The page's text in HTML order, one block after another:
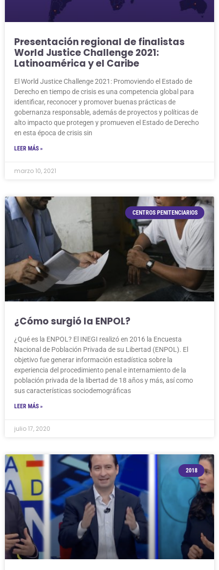
Presentación regional de finalistas
World Justice Challenge 2021:
Latinoamérica y el Caribe
El World Justice Challenge 2021: Promoviendo el Estado de
Derecho en tiempo de crisis es una competencia global para
identificar, reconocer y promover buenas prácticas de
gobernanza responsable, además de proyectos y políticas de
alto impacto que protegen y promueven el Estado de Derecho
en esta época de crisis sin
LEER MÁS »
marzo 10, 2021
CENTROS PENITENCIARIOS
¿Cómo surgió la ENPOL?
¿Qué es la ENPOL? El INEGI realizó en 2016 la Encuesta
Nacional de Población Privada de su Libertad (ENPOL). El
objetivo fue generar información estadística sobre la
experiencia del procedimiento penal e internamiento de la
población privada de la libertad de 18 años y más, así como
sus características sociodemográficas
LEER MÁS »
julio 17, 2020
2018